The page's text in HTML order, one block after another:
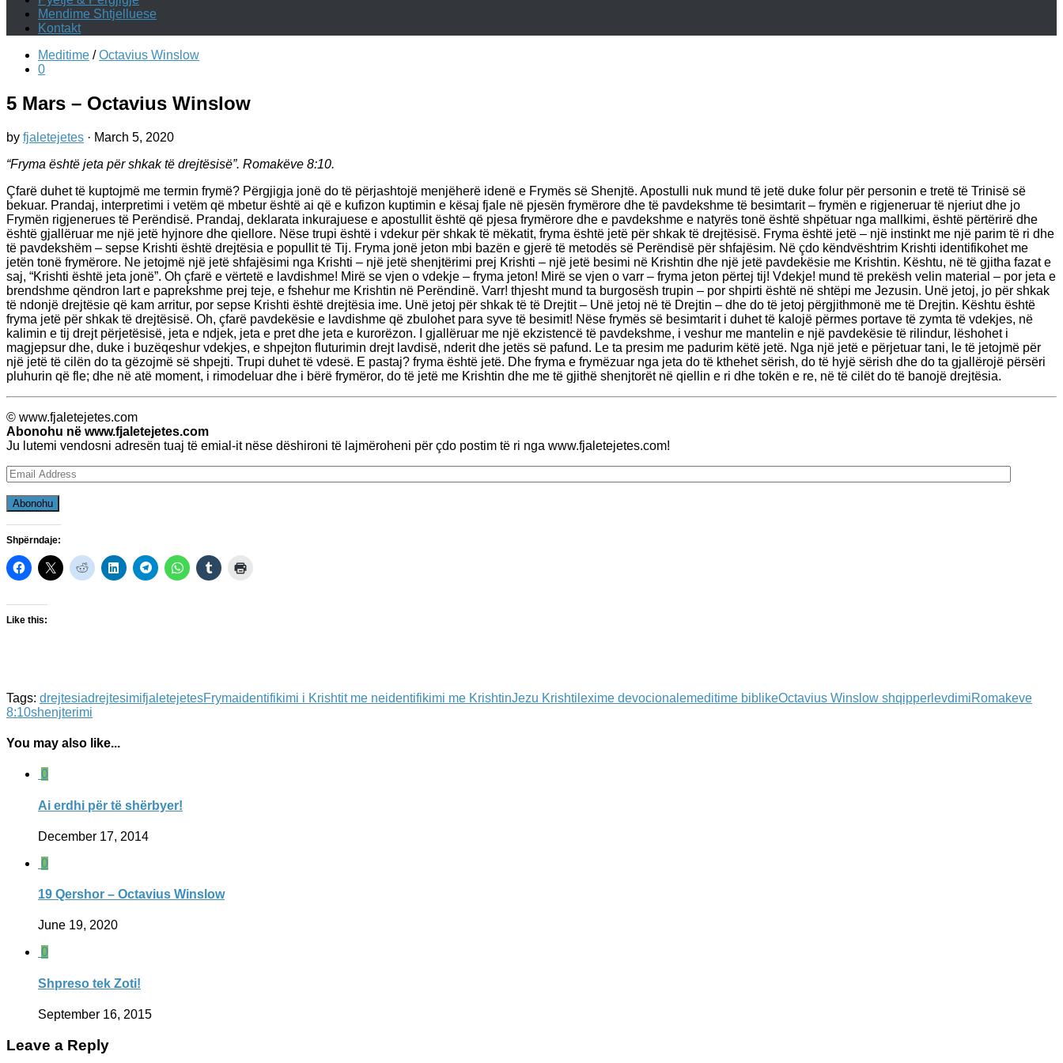
Mendime Shtjelluese
Kontakt
Meditime / Octavius Winslow
0
5 Mars – Octavius Winslow
by fjaletejetes · March 5, 2020
“Fryma është jeta për shkak të drejtësisë”. Romakëve 8:10.
Çfarë duhet të kuptojmë me termin frymë? Përgjigja jonë do të përjashtojë menjëherë idenë e Frymës së Shenjtë. Apostulli nuk mund të jetë duke folur për personin e tretë të Trinisë së
bekuar. Prandaj, interpretimi i vetëm që mbetur është ai që e kufizon kuptimin e kësaj fjale në pjesën frymërore dhe të pavdekshme të besimtarit – frymën e rigjeneruar të njeriut dhe jo
Frymën rigjenerues të Perëndisë. Prandaj, deklarata inkurajuese e apostullit është që pjesa frymërore dhe e pavdekshme e natyrës tonë është shpëtuar nga mallkimi, është përtërirë dhe
është gjallëruar me një jetë hyjnore dhe qiellore. Nëse trupi është i vdekur për shkak të mëkatit, fryma është jetë për shkak të drejtësisë. Fryma është jetë – një instinkt me një parim të ri dhe
të pavdekshëm – sepse Krishti është drejtësia e popullit të Tij. Fryma jonë jeton mbi bazën e gjerë të metodës së Perëndisë për shfajësim. Në çdo këndvështrim Krishti identifikohet me
jetën tonë frymërore. Ne jetojmë një jetë shfajësimi nga Krishti – një jetë shenjtërimi prej Krishti – një jetë besimi në Krishtin dhe një jetë pavdekësie me Krishtin. Kështu, në të gjitha fazat e
saj, “Krishti është jeta jonë”. Oh çfarë e vërtetë e lavdishme! Mirë se vjen o vdekje – fryma jeton! Mirë se vjen o varr – fryma jeton përtej tij! Vdekje! mund të prekësh velin material – por jeta e
brendshme qëndron lart e paprekshme prej teje, e fshehur me Krishtin në Perëndinë. Varr! thjesht mund ta burgosësh trupin – por shpirti është në shtëpi me Jezusin. Unë jetoj, jo për shkak
të ndonjë drejtësie që kam arritur, por sepse Krishti është drejtësia ime. Unë jetoj për shkak të të Drejtit – Unë jetoj në të Drejtin – dhe do të jetoj përgjithmonë me të Drejtin. Kështu është
fryma jetë për shkak të drejtësisë. Oh, çfarë pavdekësie e lavdishme që zbulohet para syve të besimit! Nëse frymës së besimtarit i duhet të kalojë përmes portave të zymta të vdekjes, në
kalimin e tij drejt përjetësisë, jeta e ndjek, jeta e pret dhe jeta e kurorëzon. I gjallëruar me një ekzistencë të pavdekshme, i veshur me mantelin e një pavdekësie të rilindur, lëshohet i
magjepsur dhe, duke i buzëqeshur vdekjes, e shpejton fluturimin drejt lavdisë, nderit dhe jetës së pafund. Le ta presim me padurim këtë jetë. Nga një jetë e përjetuar tani, le të jetojmë për
një jetë të cilën do ta gëzojmë së shpejti. Trupi duhet të vdesë. E pastaj? fryma është jetë. Dhe fryma e frymëzuar nga jeta do të kthehet sërish, do të hyjë sërish dhe do ta gjallërojë përsëri
pluhurin që fle; dhe në atë moment, i rimodeluar dhe i bërë frymëror, do të jetë me Krishtin dhe me të gjithë shenjtorët në qiellin e ri dhe tokën e re, në të cilët do të banojë drejtësia.
© www.fjaletejetes.com
Abonohu në www.fjaletejetes.com
Ju lutemi vendosni adresën tuaj të emial-it nëse dëshironi të lajmëroheni për çdo postim të ri nga www.fjaletejetes.com!
Email
Address
Abonohu
Shpërndaje:
Like this:
Tags: drejtesiadrejtesimifjaletejetesFrymaidentifikimi i Krishtit me neidentifikimi me KrishtinJezu Krishti lexime devocionalemeditime biblikeOctavius Winslow shqipperlevdimiRomakeve
8:10shenjterimi
You may also like...
0
Ai erdhi për të shërbyer!
December 17, 2014
0
19 Qershor – Octavius Winslow
June 19, 2020
0
Shpreso tek Zoti!
September 16, 2015
Leave a Reply